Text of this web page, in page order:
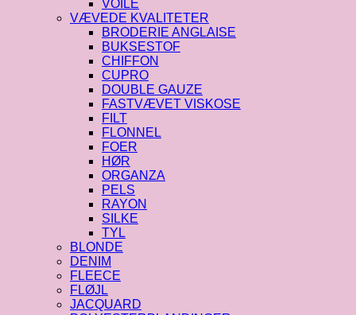
VOILE
VÆVEDE KVALITETER
BRODERIE ANGLAISE
BUKSESTOF
CHIFFON
CUPRO
DOUBLE GAUZE
FASTVÆVET VISKOSE
FILT
FLONNEL
FOER
HØR
ORGANZA
PELS
RAYON
SILKE
TYL
BLONDE
DENIM
FLEECE
FLØJL
JACQUARD